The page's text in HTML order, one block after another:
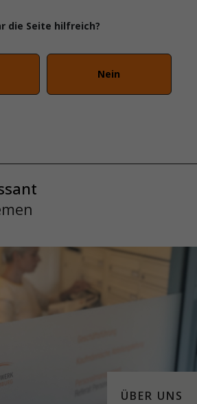
die Seite hilfreich?
Nein
ÜBER UNS